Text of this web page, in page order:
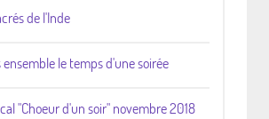
de l'Inde
ensemble le temps d'une soirée
"Choeur d'un soir" novembre 2018